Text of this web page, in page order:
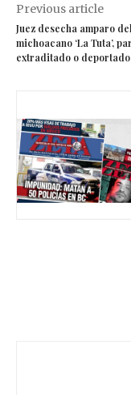
Previous article
Juez desecha amparo
michoacano ‘La Tuta’,
extraditado o deportado